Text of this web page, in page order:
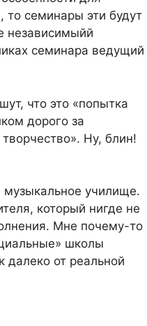
то семинары эти будут
независимыйй
семинара ведущий
что это «попытка
дорого за
Ну, блин!
музыкальное училище.
который нигде не
Мне почему-то
школы
далеко от реальной